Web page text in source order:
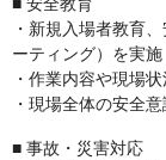
■ 安全教育
・新規入場者教育
ーティング）を実施
・作業内容や現場
・現場全体の安全
■ 事故・災害対応